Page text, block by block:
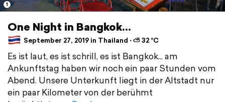
1
One Night in Bangkok...
September 27, 2019 in Thailand ⋅ ⛅ 32 °C
Es ist laut, es ist schrill, es ist Bangkok... am
Ankunftstag haben wir noch ein paar Stunden vom
Abend. Unsere Unterkunft liegt in der Altstadt nur
ein paar Kilometer von der berühmt